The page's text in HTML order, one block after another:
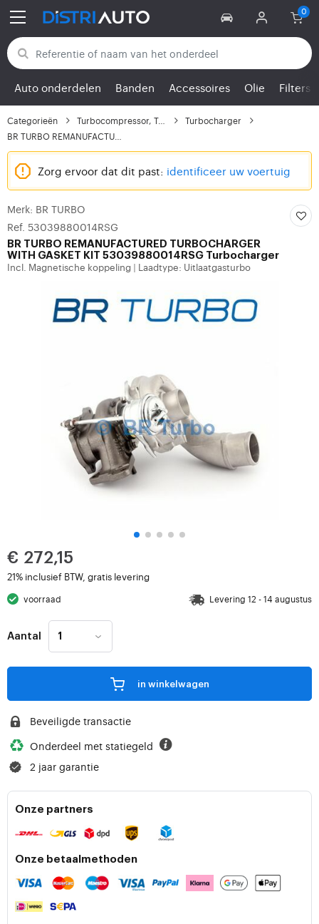
Terug naar categorieën
Auto onderdelen Banden Accessoires Olie Filters
Categorieën Turbocompressor, Turbo
Turbocharger
Zorg ervoor dat dit past: identificeer uw voertuig
Merk: BR TURBO
Ref. 53039880014RSG
BR TURBO REMANUFACTURED TURBOCHARGER
WITH GASKET KIT 53039880014RSG Turbocharger
Incl. Magnetische koppeling Laadtype: Uitlaatgasturbo
€ 272,15
21% inclusief BTW, gratis levering
voorraad Levering 12 - 14 augustus
Aantal
in winkelwagen
Beveiligde transactie
Onderdeel met statiegeld
2 jaar garantie
Onze partners
Onze betaalmethoden